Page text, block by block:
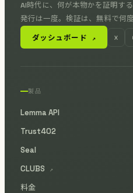
AI時代に、何が本物かを証明する
発行は一度。検証は、無料で何度
ダッシュボード ↗ X
製品
Lemma API
Trust402
Seal
CLUBS
↗
料金